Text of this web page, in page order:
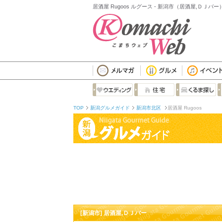
居酒屋 Rugoos ルグース - 新潟市（居酒屋,ＤＪバー
TOP 新潟グルメガイド 新潟市北区 居酒屋 Rugoos
[新潟市] 居酒屋,ＤＪバー